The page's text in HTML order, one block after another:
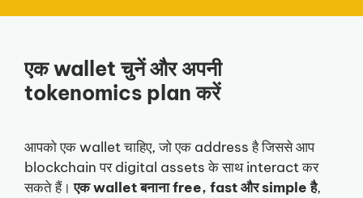
एक wallet चुनें और अपनी
tokenomics plan करें
आपको एक wallet चाहिए, जो एक address है जिससे आप
blockchain पर digital assets के साथ interact कर
सकते हैं।एक wallet बनाना free, fast और simple है,